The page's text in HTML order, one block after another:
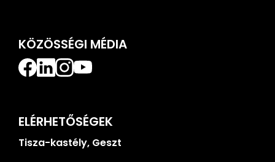
KÖZÖSSÉGI MÉDIA
ELÉRHETŐSÉGEK
Tisza-kastély, Geszt